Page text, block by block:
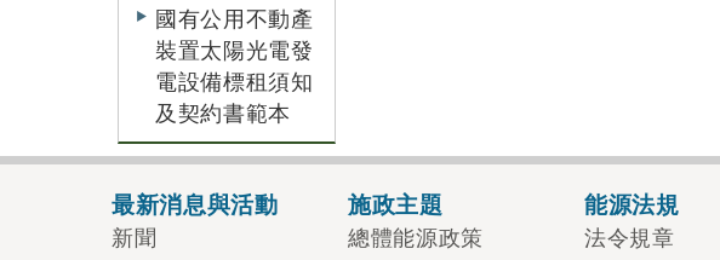
國有公用不動產
裝置太陽光電發
電設備標租須知
及契約書範本
最新消息與活動
新聞
施政主題
總體能源政策
能源法規
法令規章